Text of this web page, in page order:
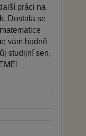
práci na
Dostala se
vám hodně
studijní sen,